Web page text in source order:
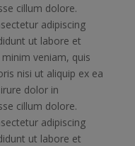
cillum dolore.
adipiscing
ut labore et
veniam, quis
nisi ut aliquip ex ea
dolor in
cillum dolore.
adipiscing
ut labore et